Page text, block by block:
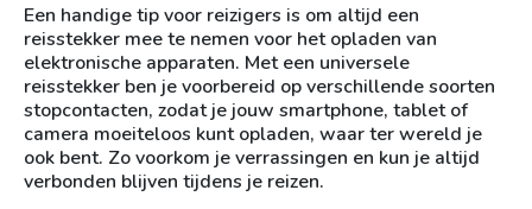
Een handige tip voor reizigers is om altijd een
reisstekker mee te nemen voor het opladen van
elektronische apparaten. Met een universele
reisstekker ben je voorbereid op verschillende soorten
stopcontacten, zodat je jouw smartphone, tablet of
camera moeiteloos kunt opladen, waar ter wereld je
ook bent. Zo voorkom je verrassingen en kun je altijd
verbonden blijven tijdens je reizen.